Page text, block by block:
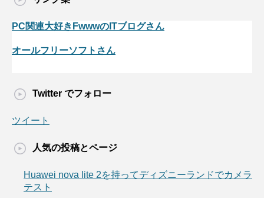
PC関連大好きFwwwのITブログさん
オールフリーソフトさん
Twitter でフォロー
ツイート
人気の投稿とページ
Huawei nova lite 2を持ってディズニーランドでカメラ
テスト